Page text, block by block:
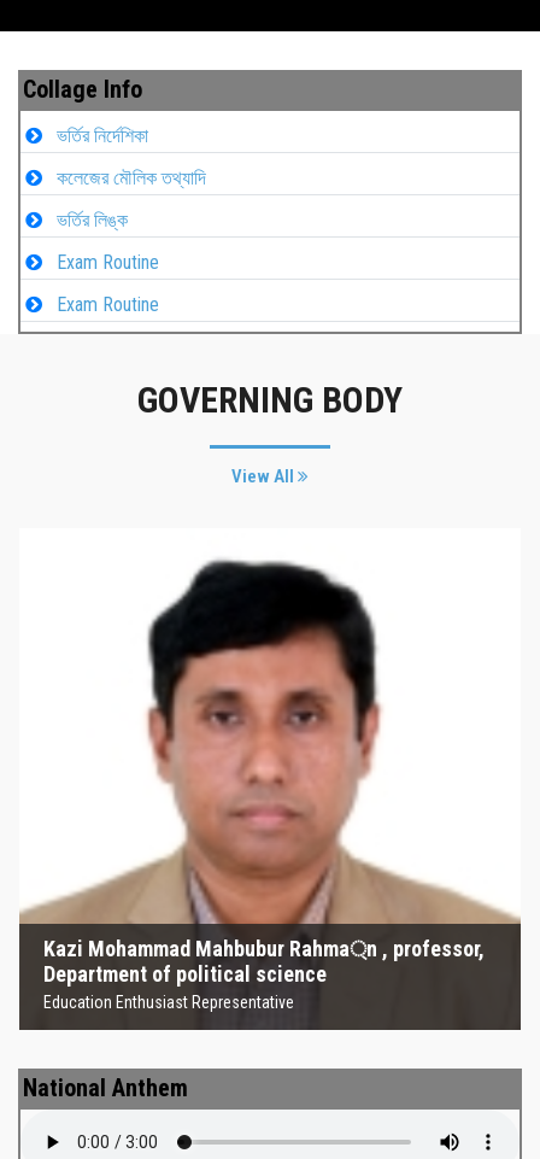
Collage Info
ভর্তির নির্দেশিকা
কলেজের মৌলিক তথ্যাদি
ভর্তির লিঙ্ক
Exam Routine
Exam Routine
GOVERNING BODY
View All
Kazi Mohammad Mahbubur Rahma্‌n , professor,
Department of political science
Education Enthusiast Representative
Kazi Mohammad Mahbubur
Rahma্‌n , professor, Department
of political science
Education Enthusiast Representative
National Anthem